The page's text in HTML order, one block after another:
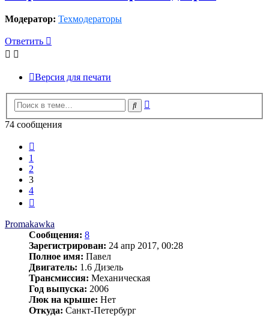
Модератор: Техмодераторы
Ответить
Версия для печати
Поиск
74 сообщения
1
2
3
4
Promakawka
Сообщения: 8
Зарегистрирован: 24 апр 2017, 00:28
Полное имя: Павел
Двигатель: 1.6 Дизель
Трансмиссия: Механическая
Год выпуска: 2006
Люк на крыше: Нет
Откуда: Санкт-Петербург